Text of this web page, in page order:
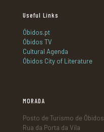
Useful Links
Óbidos.pt
Óbidos TV
Cultural Agenda
Óbidos City of Literature
MORADA
Posto de Turismo de Óbidos
Rua da Porta da Vila